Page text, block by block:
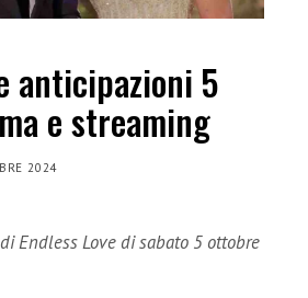
anticipazioni 5
e streaming
2024
Endless Love di sabato 5 ottobre